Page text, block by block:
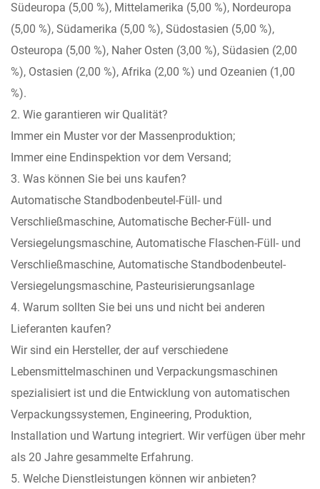
Südeuropa (5,00 %), Mittelamerika (5,00 %), Nordeuropa
(5,00 %), Südamerika (5,00 %), Südostasien (5,00 %),
Osteuropa (5,00 %), Naher Osten (3,00 %), Südasien (2,00
%), Ostasien (2,00 %), Afrika (2,00 %) und Ozeanien (1,00
%).
2. Wie garantieren wir Qualität?
Immer ein Muster vor der Massenproduktion;
Immer eine Endinspektion vor dem Versand;
3. Was können Sie bei uns kaufen?
Automatische Standbodenbeutel-Füll- und
Verschließmaschine, Automatische Becher-Füll- und
Versiegelungsmaschine, Automatische Flaschen-Füll- und
Verschließmaschine, Automatische Standbodenbeutel-
Versiegelungsmaschine, Pasteurisierungsanlage
4. Warum sollten Sie bei uns und nicht bei anderen
Lieferanten kaufen?
Wir sind ein Hersteller, der auf verschiedene
Lebensmittelmaschinen und Verpackungsmaschinen
spezialisiert ist und die Entwicklung von automatischen
Verpackungssystemen, Engineering, Produktion,
Installation und Wartung integriert. Wir verfügen über mehr
als 20 Jahre gesammelte Erfahrung.
5. Welche Dienstleistungen können wir anbieten?